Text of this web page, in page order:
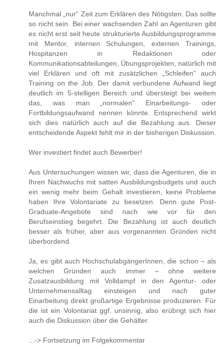
Manchmal „nur“ Zeit zum Erklären des Nötigsten. Das sollte
so nicht sein. Bei einer wachsenden Zahl an Agenturen gibt
es nicht erst seit heute strukturierte Ausbildungsprogramme
mit Mentor, internen Schulungen, externen Trainings,
Hospitanzen in Redaktionen oder
Kommunikationsabteilungen, Übungsprojekten, natürlich mit
viel Erklären und oft mit zusätzlichen „Schleifen“ auch
Training on the Job. Der damit verbundene Aufwand liegt
deutlich im 5-stelligen Bereich und übersteigt bei weitem
das, was man „normalen“ Einarbeitungs- oder
Fortbildungsaufwand nennen könnte. Entsprechend wirkt
sich dies natürlich auch auf die Bezahlung aus. Dieser
entscheidende Aspekt fehlt mir in der bisherigen Diskussion.
Wer investiert findet auch Bewerber!
Aus Untersuchungen wissen wir, dass die Agenturen, die in
Ihren Nachwuchs mit satten Ausbildungsbudgets und auch
ein wenig mehr beim Gehalt investieren, keine Probleme
haben Ihre Volontariate zu besetzen. Denn gute Post-
Graduate-Angebote sind nach wie vor für den
Berufseinstieg begehrt. Die Bezahlung ist auch deutlich
besser als früher, aber aus vorgenannten Gründen nicht
überbordend.
Ja, es gibt auch HochschulabgängerInnen, die schon – als
welchen Gründen auch immer – ohne weitere
Zusatzausbildung mit Volldampf in den Agentur- oder
Unternehmensalltag einsteigen und nach guter
Einarbeitung direkt großartige Ergebnisse produzieren. Für
die ist ein Volontariat ggf. unsinnig, also erübrigt sich hier
auch die Diskussion über die Gehälter.
...-> Fortsetzung im Folgekommentar